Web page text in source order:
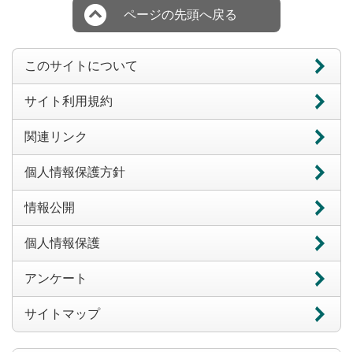
ページの先頭へ戻る
このサイトについて
サイト利用規約
関連リンク
個人情報保護方針
情報公開
個人情報保護
アンケート
サイトマップ